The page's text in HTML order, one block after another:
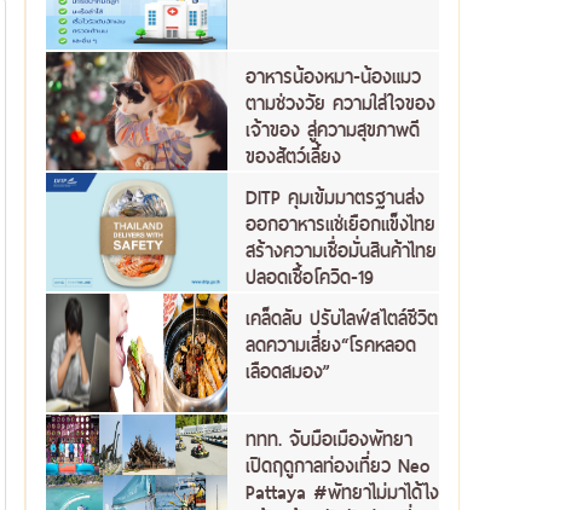
อาหารน้องหมา-น้องแมว
ตามช่วงวัย ความใส่ใจของ
เจ้าของ สู่ความสุขภาพดี
ของสัตว์เลี้ยง
DITP คุมเข้มมาตรฐานส่ง
ออกอาหารแช่เยือกแข็งไทย
สร้างความเชื่อมั่นสินค้าไทย
ปลอดเชื้อโควิด-19
เคล็ดลับ ปรับไลฟ์สไตล์ชีวิต
ลดความเสี่ยง“โรคหลอด
เลือดสมอง”
ททท. จับมือเมืองพัทยา
เปิดฤดูกาลท่องเที่ยว Neo
Pattaya #พัทยาไม่มาได้ไง